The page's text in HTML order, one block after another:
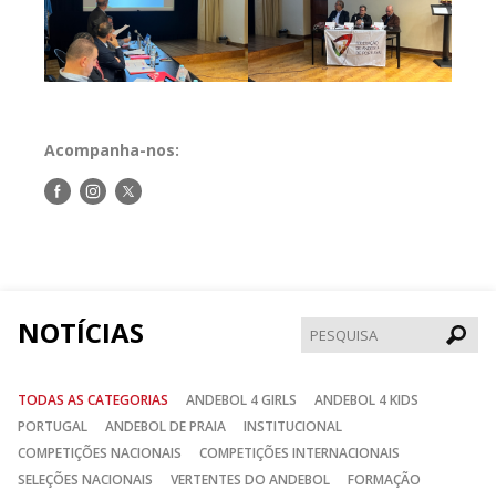
Acompanha-nos:
Siga-Siga-Siga-
NOTÍCIAS
TODAS AS CATEGORIAS ANDEBOL 4 GIRLS
ANDEBOL 4 KIDS
PORTUGAL
ANDEBOL DE PRAIA
INSTITUCIONAL
COMPETIÇÕES NACIONAIS
COMPETIÇÕES INTERNACIONAIS
SELEÇÕES NACIONAIS
VERTENTES DO ANDEBOL
FORMAÇÃO